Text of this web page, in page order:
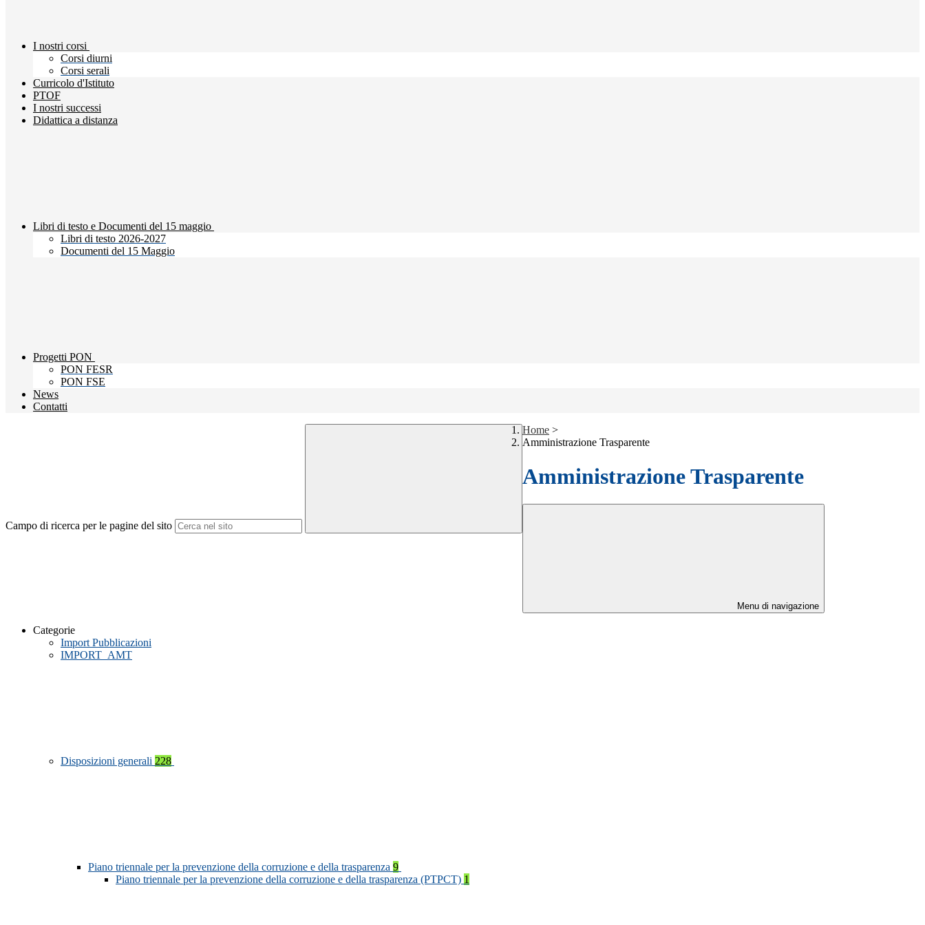
I nostri corsi
Corsi diurni
Corsi serali
Curricolo d'Istituto
PTOF
I nostri successi
Didattica a distanza
Libri di testo e Documenti del 15 maggio
Libri di testo 2026-2027
Documenti del 15 Maggio
Progetti PON
PON FESR
PON FSE
News
Contatti
Campo di ricerca per le pagine del sito
Home >
Amministrazione Trasparente
Amministrazione Trasparente
Menu di navigazione
Categorie
Import Pubblicazioni
IMPORT_AMT
Disposizioni generali 228
Piano triennale per la prevenzione della corruzione e della trasparenza 9
Piano triennale per la prevenzione della corruzione e della trasparenza (PTPCT) 1